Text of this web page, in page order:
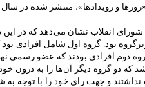
و رویداد‌ها»، منتشر شده در سال ۱۳۷۹)
انقلاب نشان می‌دهد که در این
بود. گروه اول شامل افرادی
دوم افرادی بودند که عضو رسمی
دو گروه دیگر آن‌ها را به درون خود
و جهت رای خود را با توجه